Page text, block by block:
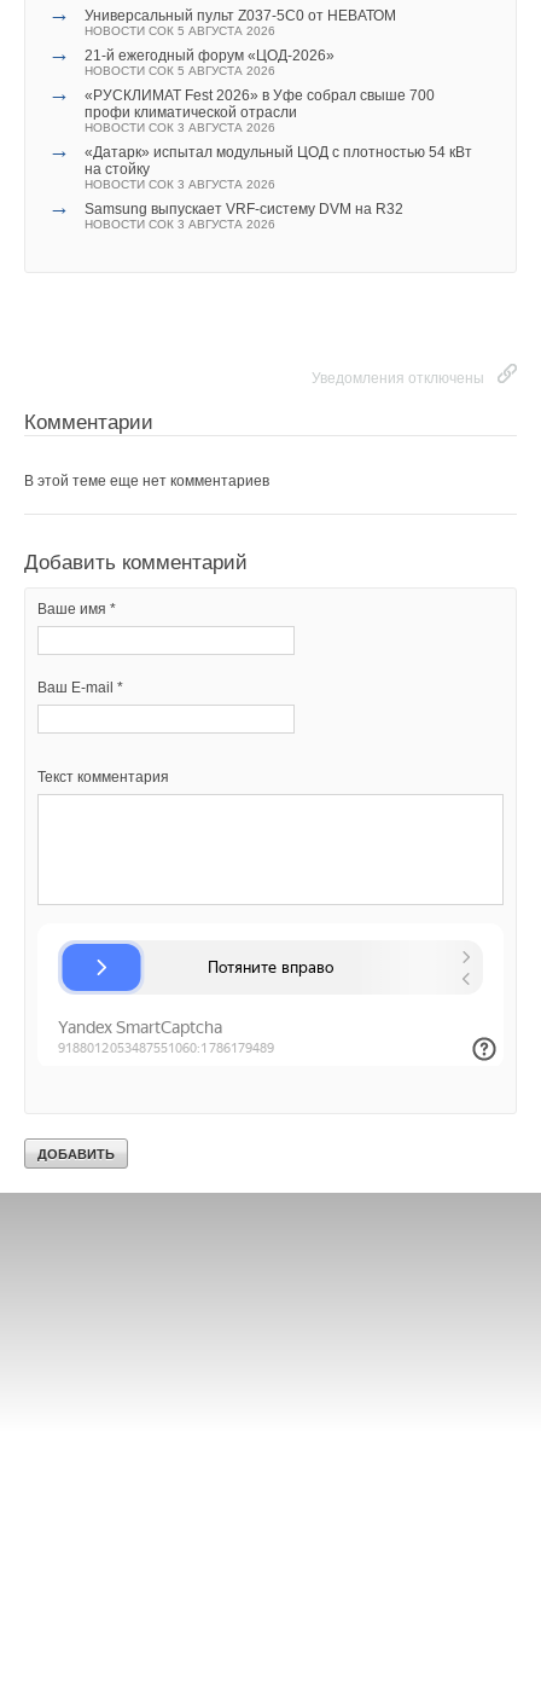
→ Универсальный пульт Z037-5C0 от НЕВАТОМ
НОВОСТИ СОК 5 АВГУСТА 2026
→ 21-й ежегодный форум «ЦОД-2026»
НОВОСТИ СОК 5 АВГУСТА 2026
→
«РУСКЛИМАТ Fest 2026» в Уфе собрал свыше 700
профи климатической отрасли
НОВОСТИ СОК 3 АВГУСТА 2026
→
«Датарк» испытал модульный ЦОД с плотностью 54 кВт
на стойку
НОВОСТИ СОК 3 АВГУСТА 2026
→ Samsung выпускает VRF-систему DVM на R32
НОВОСТИ СОК 3 АВГУСТА 2026
Уведомления отключены
Комментарии
В этой теме еще нет комментариев
Добавить комментарий
Ваше имя *
Ваш E-mail *
Текст комментария